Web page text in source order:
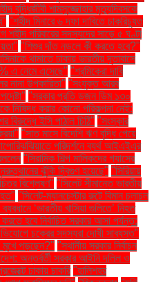
বুদ্ধিজীবী শামসুজ্জোহার মৃত্যুদিবসকে
"শহীদ মিনারে ৬ দফা দাবিতে চাকরিচ্যুত
শহীদ পরিবারের সদস্যদের সাড়ে ৫ ঘণ্টা
"শিশুর দাঁত নড়লে কী করতে হবে?"
থামাতে ঢাকায় ভারতীয় দূতাবাসে
এ নেমে এসেছে" "শ্রমিকেরা দাবি
নানা উপকারিতা" "সংযুক্ত আরব
"সরকার প্রতি ডজন ডিম ১৩০
নিষিদ্ধ করার কোনো পরিকল্পনা নেই:
বিরুদ্ধে ইসি পাঠাল চিঠি" "সংস্কার
"সাত মাসে বিদেশি ঋণ বৃদ্ধি পেয়ে
পরিদর্শনে ব্যর্থ আইএইএর
"সিরামিক শিল্প মালিকদের গ্যাসের
ঝুঁকি দ্বিগুণ হয়েছে" "সিরিয়ায়
বিশ্লেষণ" "সিলেট সীমান্তে ভারতীয়
"সিলেট-ম্যানচেস্টার রুটে বিমান চলাচল
‘ভারতীয় খাসিয়া গু‌লিতে’ নিহত
করতে হবে নির্বাচিত সরকার আসা পর্যন্ত:
চক্রের সদস্যরা দোষী সাব্যস্ত"
মুখে পড়ছেন?" "স্থানীয় সরকার নির্বাচন
অন্তর্বর্তী সরকার আইনি দলিল ও
ঢাকায় চাকরি "হালিশহর